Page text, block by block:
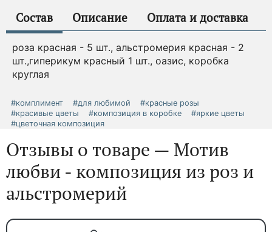
Состав Описание Оплата и доставка
роза красная - 5 шт., альстромерия красная - 2
шт.,гиперикум красный 1 шт., оазис, коробка
круглая
#комплимент #для любимой
#красные розы
#красивые цветы
#композиция в коробке
#яркие цветы
#цветочная композиция
Отзывы о товаре — Мотив
любви - композиция из роз и
альстромерий